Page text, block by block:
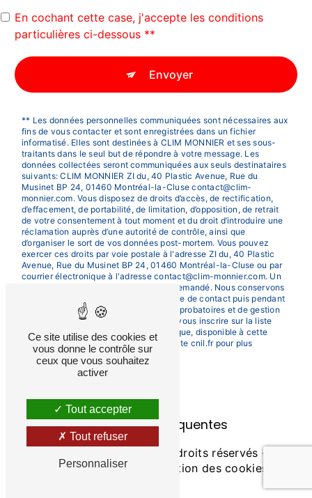
En cochant cette case, j'accepte les conditions
particulières ci-dessous **
Envoyer
** Les données personnelles communiquées sont nécessaires aux
fins de vous contacter et sont enregistrées dans un fichier
informatisé. Elles sont destinées à CLIM MONNIER et ses sous-
traitants dans le seul but de répondre à votre message. Les
données collectées seront communiquées aux seuls destinataires
suivants: CLIM MONNIER ZI du, 40 Plastic Avenue, Rue du
Musinet BP 24, 01460 Montréal-la-Cluse contact@clim-
monnier.com. Vous disposez de droits d’accès, de rectification,
d’effacement, de portabilité, de limitation, d’opposition, de retrait
de votre consentement à tout moment et du droit d’introduire une
réclamation auprès d’une autorité de contrôle, ainsi que
d’organiser le sort de vos données post-mortem. Vous pouvez
exercer ces droits par voie postale à l'adresse ZI du, 40 Plastic
Avenue, Rue du Musinet BP 24, 01460 Montréal-la-Cluse ou par
courrier électronique à l'adresse contact@clim-monnier.com. Un
justificatif d'identité pourra vous être demandé. Nous conservons
vos données pendant la période de prise de contact puis pendant
la durée de prescription légale aux fins probatoires et de gestion
des contentieux. Vous avez le droit de vous inscrire sur la liste
d'opposition au démarchage téléphonique, disponible à cette
adresse:Bloctel.gouv.fr. Consultez le site cnil.fr pour plus
d’informations sur vos droits.
Recherches fréquentes
- 2026 - Tous droits réservés -
Mentions légales
Gestion des cookies
Ce site utilise des cookies et
vous donne le contrôle sur
ceux que vous souhaitez
activer
Tout accepter
Tout refuser
Personnaliser